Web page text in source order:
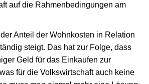
auf die Rahmenbedingungen am
Anteil der Wohnkosten in Relation
steigt. Das hat zur Folge, dass
Geld für das Einkaufen zur
für die Volkswirtschaft auch keine